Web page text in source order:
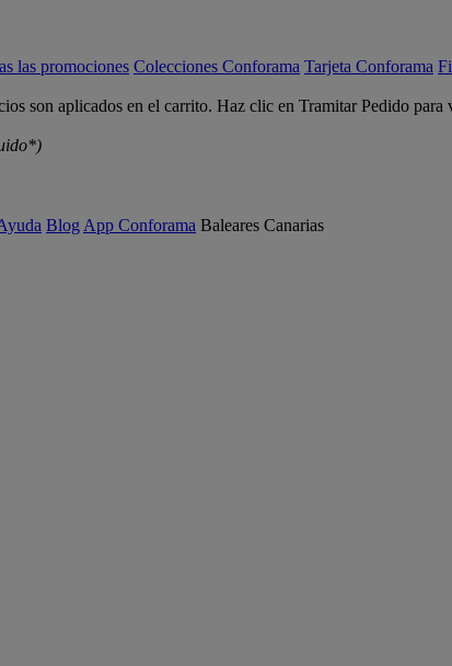
las promociones Colecciones Conforama Tarjeta Conforama
son aplicados en el carrito. Haz clic en Tramitar Pedido para
Blog App Conforama Baleares Canarias